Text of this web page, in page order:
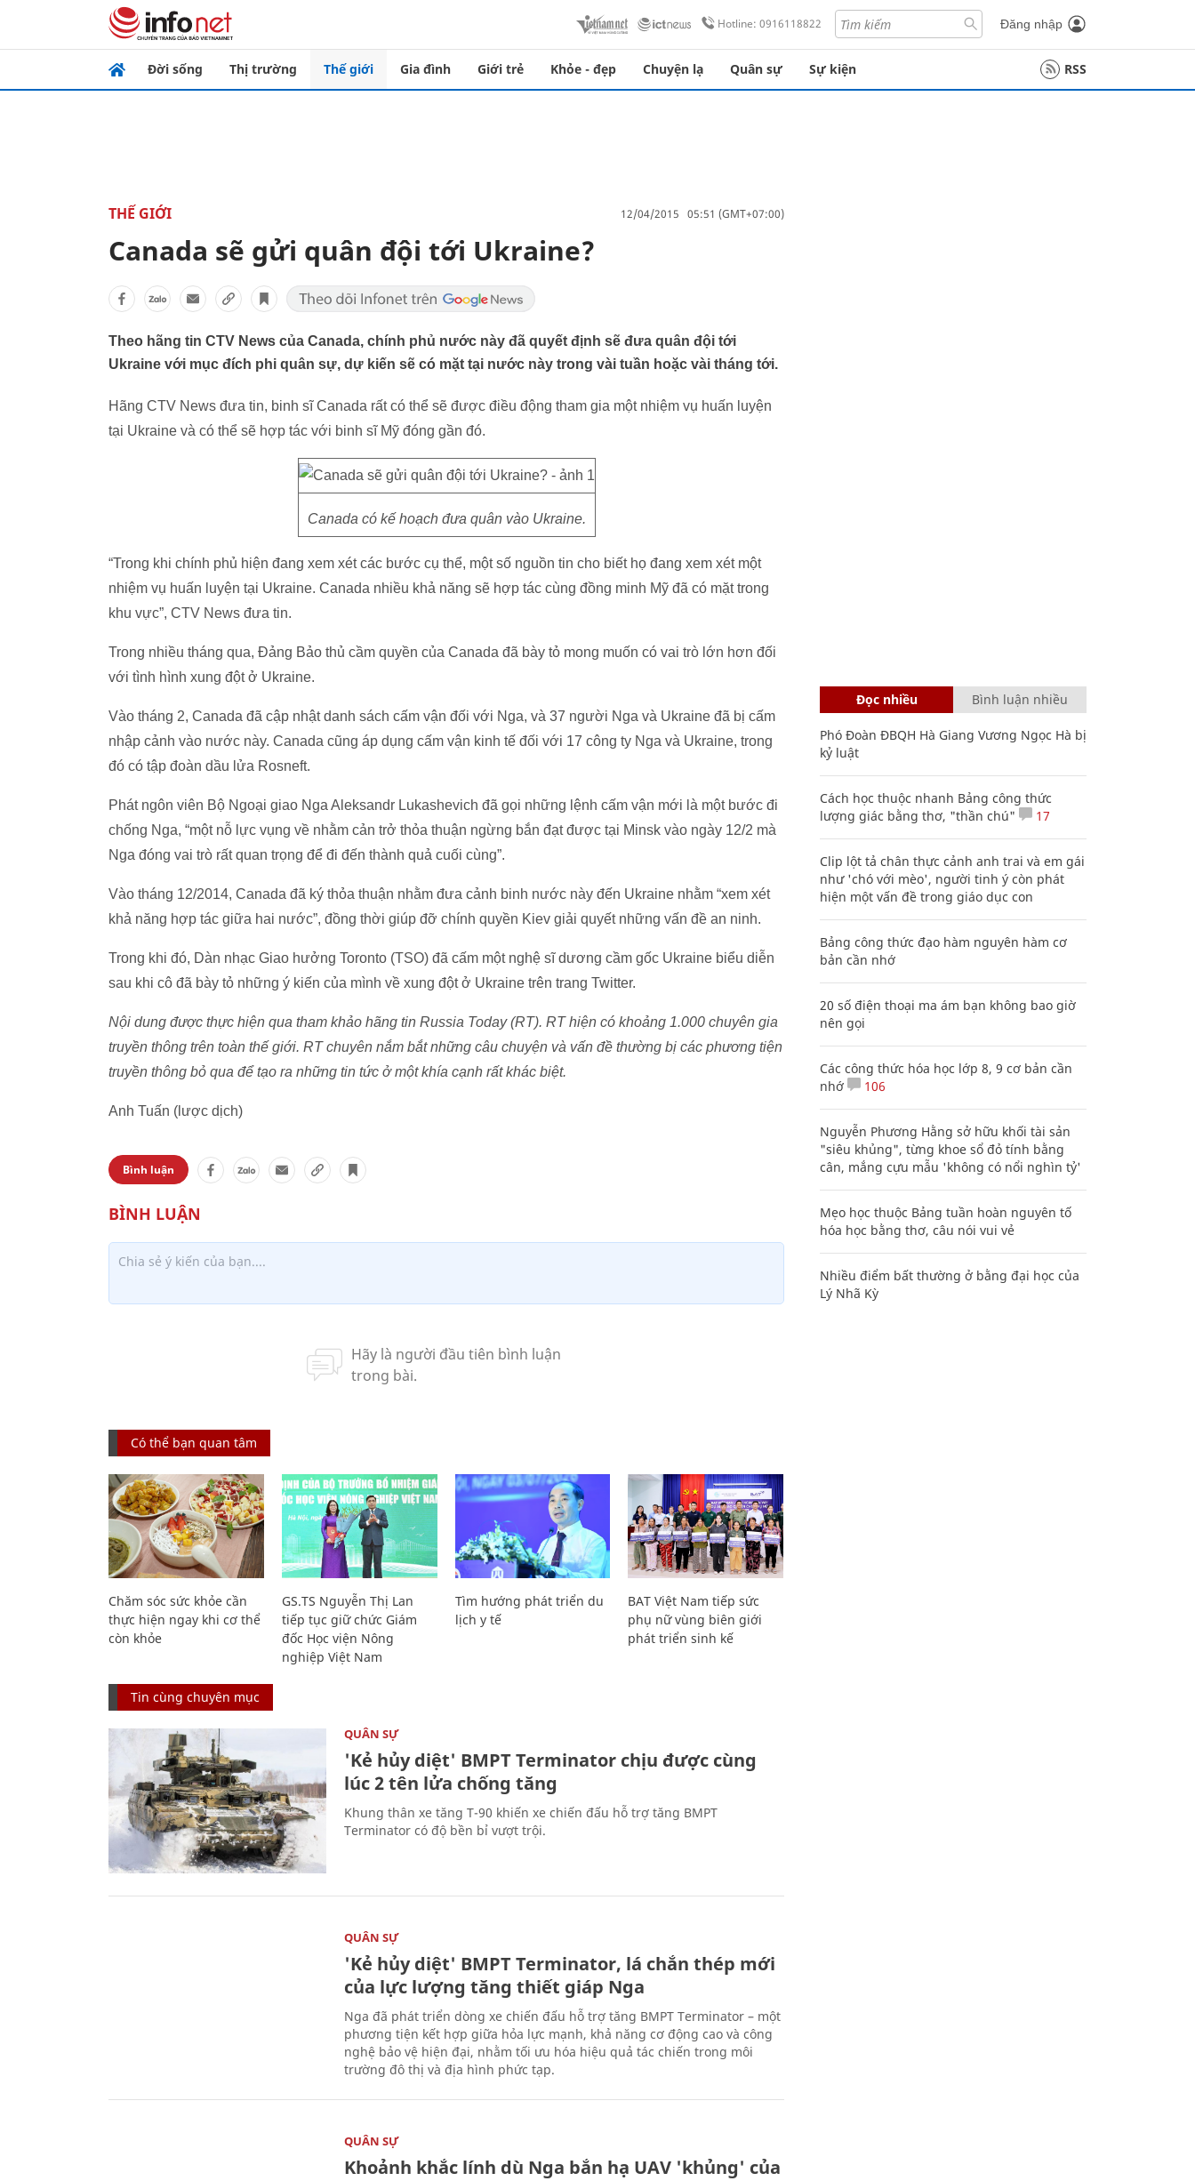
Hotline: 0916118822 Đăng nhập
Đời sống Thị trường Thế giới Gia đình Giới trẻ Khỏe - đẹp Chuyện lạ Quân sự Sự kiện RSS
THẾ GIỚI 12/04/2015 05:51 (GMT+07:00)
Canada sẽ gửi quân đội tới Ukraine?
Theo hãng tin CTV News của Canada, chính phủ nước này đã quyết định sẽ đưa quân đội tới
Ukraine với mục đích phi quân sự, dự kiến sẽ có mặt tại nước này trong vài tuần hoặc vài tháng tới.
Hãng CTV News đưa tin, binh sĩ Canada rất có thể sẽ được điều động tham gia một nhiệm vụ huấn luyện
tại Ukraine và có thể sẽ hợp tác với binh sĩ Mỹ đóng gần đó.
Canada có kế hoạch đưa quân vào Ukraine.
“Trong khi chính phủ hiện đang xem xét các bước cụ thể, một số nguồn tin cho biết họ đang xem xét một
nhiệm vụ huấn luyện tại Ukraine. Canada nhiều khả năng sẽ hợp tác cùng đồng minh Mỹ đã có mặt trong
khu vực”, CTV News đưa tin.
Trong nhiều tháng qua, Đảng Bảo thủ cầm quyền của Canada đã bày tỏ mong muốn có vai trò lớn hơn đối
với tình hình xung đột ở Ukraine.
Vào tháng 2, Canada đã cập nhật danh sách cấm vận đối với Nga, và 37 người Nga và Ukraine đã bị cấm
nhập cảnh vào nước này. Canada cũng áp dụng cấm vận kinh tế đối với 17 công ty Nga và Ukraine, trong
đó có tập đoàn dầu lửa Rosneft.
Phát ngôn viên Bộ Ngoại giao Nga Aleksandr Lukashevich đã gọi những lệnh cấm vận mới là một bước đi
chống Nga, “một nỗ lực vụng về nhằm cản trở thỏa thuận ngừng bắn đạt được tại Minsk vào ngày 12/2 mà
Nga đóng vai trò rất quan trọng để đi đến thành quả cuối cùng”.
Vào tháng 12/2014, Canada đã ký thỏa thuận nhằm đưa cảnh binh nước này đến Ukraine nhằm “xem xét
khả năng hợp tác giữa hai nước”, đồng thời giúp đỡ chính quyền Kiev giải quyết những vấn đề an ninh.
Trong khi đó, Dàn nhạc Giao hưởng Toronto (TSO) đã cấm một nghệ sĩ dương cầm gốc Ukraine biểu diễn
sau khi cô đã bày tỏ những ý kiến của mình về xung đột ở Ukraine trên trang Twitter.
Nội dung được thực hiện qua tham khảo hãng tin Russia Today (RT). RT hiện có khoảng 1.000 chuyên gia
truyền thông trên toàn thế giới. RT chuyên nắm bắt những câu chuyện và vấn đề thường bị các phương tiện
truyền thông bỏ qua để tạo ra những tin tức ở một khía cạnh rất khác biệt.
Anh Tuấn (lược dịch)
Bình luận
Có thể bạn quan tâm
Chăm sóc sức khỏe cần
thực hiện ngay khi cơ thể
còn khỏe
GS.TS Nguyễn Thị Lan
tiếp tục giữ chức Giám
đốc Học viện Nông
nghiệp Việt Nam
Tìm hướng phát triển du
lịch y tế
BAT Việt Nam tiếp sức
phụ nữ vùng biên giới
phát triển sinh kế
Tin cùng chuyên mục
QUÂN SỰ
'Kẻ hủy diệt' BMPT Terminator chịu được cùng
lúc 2 tên lửa chống tăng
Khung thân xe tăng T-90 khiến xe chiến đấu hỗ trợ tăng BMPT
Terminator có độ bền bỉ vượt trội.
QUÂN SỰ
'Kẻ hủy diệt' BMPT Terminator, lá chắn thép mới
của lực lượng tăng thiết giáp Nga
Nga đã phát triển dòng xe chiến đấu hỗ trợ tăng BMPT Terminator – một
phương tiện kết hợp giữa hỏa lực mạnh, khả năng cơ động cao và công
nghệ bảo vệ hiện đại, nhằm tối ưu hóa hiệu quả tác chiến trong môi
trường đô thị và địa hình phức tạp.
QUÂN SỰ
Khoảnh khắc lính dù Nga bắn hạ UAV 'khủng' của
Đọc nhiều Bình luận nhiều
Phó Đoàn ĐBQH Hà Giang Vương Ngọc Hà bị
kỷ luật
Cách học thuộc nhanh Bảng công thức
lượng giác bằng thơ, "thần chú"
17
Clip lột tả chân thực cảnh anh trai và em gái
như 'chó với mèo', người tinh ý còn phát
hiện một vấn đề trong giáo dục con
Bảng công thức đạo hàm nguyên hàm cơ
bản cần nhớ
20 số điện thoại ma ám bạn không bao giờ
nên gọi
Các công thức hóa học lớp 8, 9 cơ bản cần
nhớ
106
Nguyễn Phương Hằng sở hữu khối tài sản
"siêu khủng", từng khoe sổ đỏ tính bằng
cân, mắng cựu mẫu 'không có nổi nghìn tỷ'
Mẹo học thuộc Bảng tuần hoàn nguyên tố
hóa học bằng thơ, câu nói vui vẻ
Nhiều điểm bất thường ở bằng đại học của
Lý Nhã Kỳ